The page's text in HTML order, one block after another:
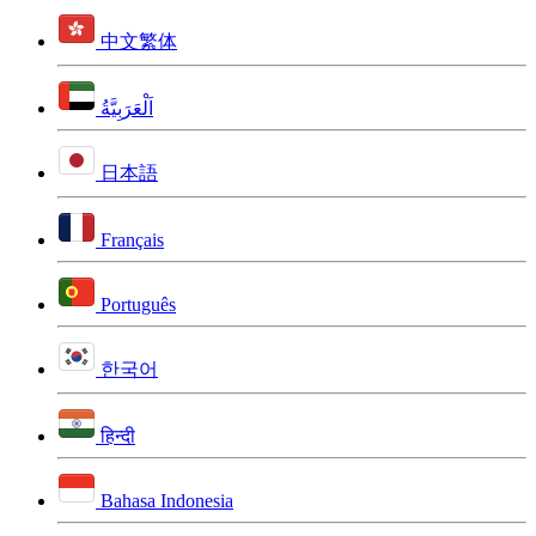
中文繁体
اَلْعَرَبِيَّةُ
日本語
Français
Português
한국어
हिन्दी
Bahasa Indonesia